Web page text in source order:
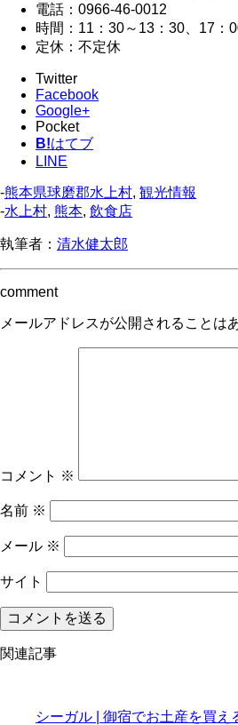
電話：0966-46-0012
時間：11：30～13：30、17：
定休：不定休
Twitter
Facebook
Google+
Pocket
B!はてブ
LINE
-熊本県球磨郡水上村, 観光情報
-水上村, 熊本, 飲食店
執筆者： 清水健太郎
comment
メールアドレスが公開されることは
コメント ※
名前 ※
メール ※
サイト
関連記事
シーガル | 御宿でお土産を買え